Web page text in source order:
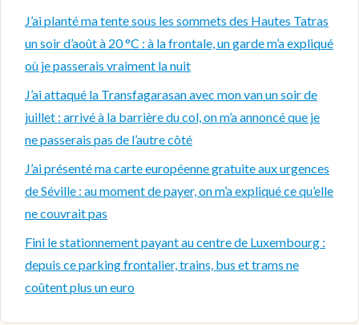
J’ai planté ma tente sous les sommets des Hautes Tatras
un soir d’août à 20 °C : à la frontale, un garde m’a expliqué
où je passerais vraiment la nuit
J’ai attaqué la Transfagarasan avec mon van un soir de
juillet : arrivé à la barrière du col, on m’a annoncé que je
ne passerais pas de l’autre côté
J’ai présenté ma carte européenne gratuite aux urgences
de Séville : au moment de payer, on m’a expliqué ce qu’elle
ne couvrait pas
Fini le stationnement payant au centre de Luxembourg :
depuis ce parking frontalier, trains, bus et trams ne
coûtent plus un euro